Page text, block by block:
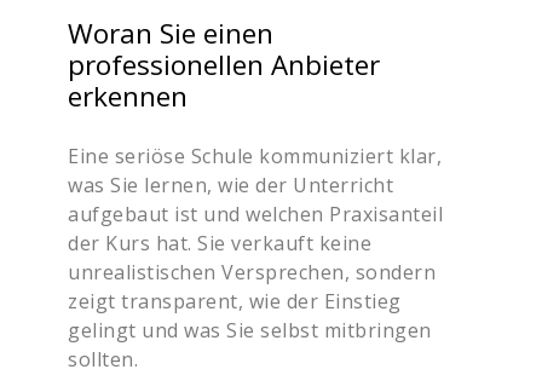
Woran Sie einen
professionellen Anbieter
erkennen
Eine seriöse Schule kommuniziert klar,
was Sie lernen, wie der Unterricht
aufgebaut ist und welchen Praxisanteil
der Kurs hat. Sie verkauft keine
unrealistischen Versprechen, sondern
zeigt transparent, wie der Einstieg
gelingt und was Sie selbst mitbringen
sollten.